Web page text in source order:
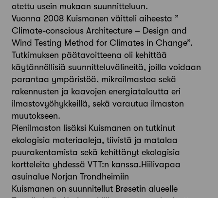
otettu usein mukaan suunnitteluun.
Vuonna 2008 Kuismanen väitteli aiheesta ”
Climate-conscious Architecture – Design and
Wind Testing Method for Climates in Change”.
Tutkimuksen päätavoitteena oli kehittää
käytännöllisiä suunnitteluvälineitä, joilla voidaan
parantaa ympäristöä, mikroilmastoa sekä
rakennusten ja kaavojen energiataloutta eri
ilmastovyöhykkeillä, sekä varautua ilmaston
muutokseen.
Pienilmaston lisäksi Kuismanen on tutkinut
ekologisia materiaaleja, tiivistä ja matalaa
puurakentamista sekä kehittänyt ekologisia
kortteleita yhdessä VTT:n kanssa.Hiilivapaa
asuinalue Norjan Trondheimiin
Kuismanen on suunnitellut Brøsetin alueelle